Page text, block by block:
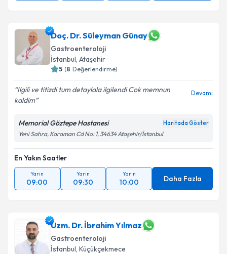
Doç. Dr. Süleyman Günay
Gastroenteroloji
İstanbul, Ataşehir
5 (8 Değerlendirme)
Ilgili ve titizdi tum detaylala ilgilendi Cok memnun
kaldim
Devamı
Memorial Göztepe Hastanesi Haritada Göster
Yeni Sahra, Karaman Cd No: 1, 34634 Ataşehir/İstanbul
En Yakın Saatler
Yarın
09:00
Yarın
09:30
Yarın
10:00 Daha Fazla
Uzm. Dr. İbrahim Yılmaz
Gastroenteroloji
İstanbul, Küçükçekmece